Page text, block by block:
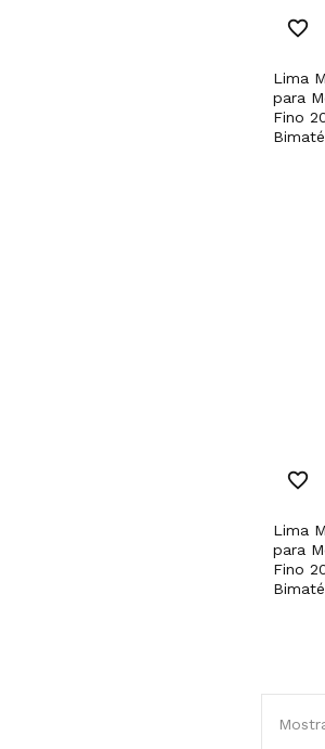
favorite_border
Lima Mecânica Redonda
para
Fino
favorite_border
Lima Mecânica Redonda
para
Fino